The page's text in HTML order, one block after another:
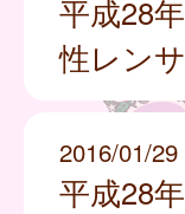
平成28
性レン
2016/01/29
平成28